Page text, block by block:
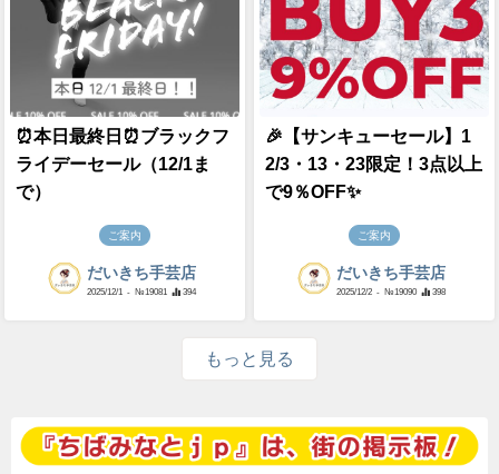
⏰本日最終日⏰ブラックフ
ライデーセール（12/1ま
で）
ご案内
だいきち手芸店
2025/12/1 - №19081 394
🎉【サンキューセール】1
2/3・13・23限定！3点以上
で9％OFF✨
ご案内
だいきち手芸店
2025/12/2 - №19090 398
もっと見る